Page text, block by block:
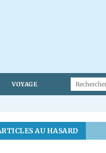
VOYAGE
AU HASARD